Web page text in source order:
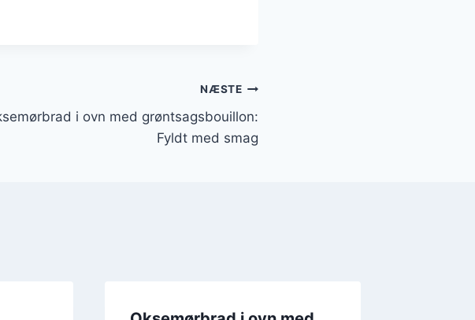
NÆSTE
i ovn med grøntsagsbouillon:
Fyldt med smag